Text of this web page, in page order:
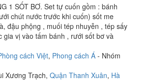
1 SỐT BƠ. Set tự cuốn gồm : bánh
chút nước trước khi cuốn) sốt me
đậu phộng , muối tép nhuyễn , tép sấy
gia vị vào tấm bánh , rưới sốt bơ và
cách Việt, Phong cách Á - Nhóm
Xương Trạch, Quận Thanh Xuân, Hà